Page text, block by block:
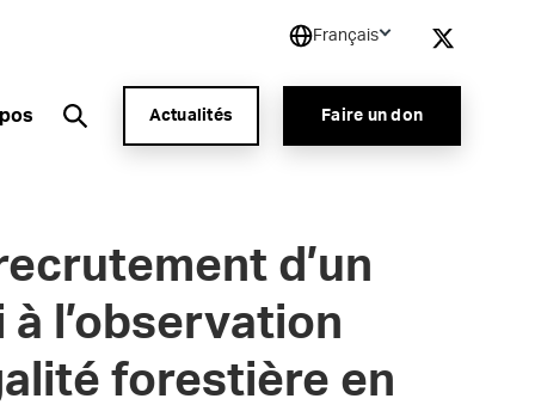
Français
Actualités Faire un don
d’un
l’observation
forestière en